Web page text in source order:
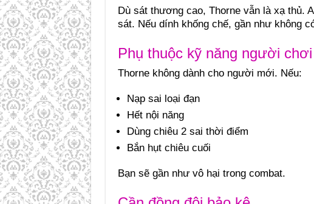
Dù sát thương cao, Thorne vẫn là xạ thủ.
sát. Nếu dính khống chế, gần như không
Phụ thuộc kỹ năng người chơi
Thorne không dành cho người mới. Nếu:
Nạp sai loại đạn
Hết nội năng
Dùng chiêu 2 sai thời điểm
Bắn hụt chiêu cuối
Bạn sẽ gần như vô hại trong combat.